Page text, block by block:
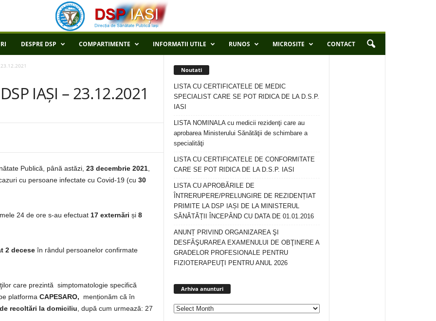
DESPRE DSP COMPARTIMENTE INFORMATII UTILE RUNOS MICROSITE CONTACT
23.12.2021
IAȘI – 23.12.2021
Publică, până astăzi, 23 decembrie 2021
cu persoane infectate cu Covid-19 (cu 30
24 de ore s-au efectuat 17 externări și 8
2 decese în rândul persoanelor confirmate
care prezintă simptomatologie specifică
platforma CAPESARO, menționăm că în
recoltări la domiciliu , după cum urmează: 27
Noutati
LISTA CU CERTIFICATELE DE MEDIC
SPECIALIST CARE SE POT RIDICA DE LA D.S.P.
IASI
LISTA NOMINALA cu medicii rezidenţi care au
aprobarea Ministerului Sănătăţii de schimbare a
specialităţi
LISTA CU CERTIFICATELE DE CONFORMITATE
CARE SE POT RIDICA DE LA D.S.P. IASI
LISTA CU APROBĂRILE DE
ÎNTRERUPERE/PRELUNGIRE DE REZIDENȚIAT
PRIMITE LA DSP IAȘI DE LA MINISTERUL
SĂNĂTĂȚII ÎNCEPÂND CU DATA DE 01.01.2016
ANUNȚ PRIVIND ORGANIZAREA ŞI
DESFĂŞURAREA EXAMENULUI DE OBŢINERE A
GRADELOR PROFESIONALE PENTRU
FIZIOTERAPEUŢI PENTRU ANUL 2026
Arhiva anunturi